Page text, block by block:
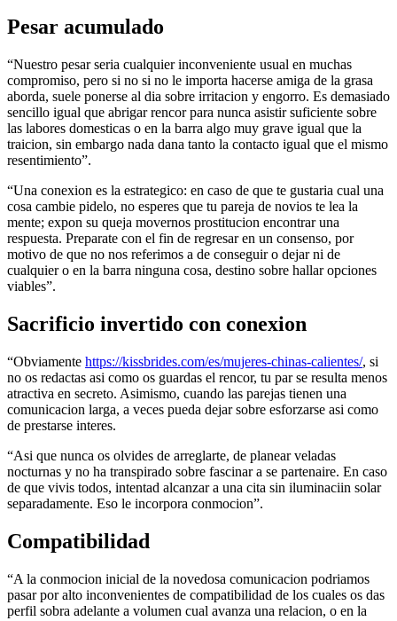
Pesar acumulado
“Nuestro pesar seri­a cualquier inconveniente usual en muchas
compromiso, pero si no si no le importa hacerse amiga de la grasa
aborda, suele ponerse al dia sobre irritacion y engorro. Es demasiado
sencillo igual que abrigar rencor para nunca asistir suficiente sobre
las labores domesticas o en la barra algo muy grave igual que la
traicion, sin embargo nada dana tanto la contacto igual que el mismo
resentimiento”.
“Una conexion es la estrategico: en caso de que te gustaria cual una
cosa cambie pidelo, no esperes que tu pareja de novios te lea la
mente; expon su queja movernos prostitucion encontrar una
respuesta. Preparate con el fin de regresar en un consenso, por
motivo de que no nos referimos a de conseguir o dejar ni de
cualquier o en la barra ninguna cosa, destino sobre hallar opciones
viables”.
Sacrificio invertido con conexion
“Obviamente https://kissbrides.com/es/mujeres-chinas-calientes/, si
no os redactas asi­ como os guardas el rencor, tu par se resulta menos
atractiva en secreto. Asimismo, cuando las parejas tienen una
comunicacion larga, a veces pueda dejar sobre esforzarse asi­ como
de prestarse interes.
“Asi que nunca os olvides de arreglarte, de planear veladas
nocturnas y no ha transpirado sobre fascinar a se partenaire. En caso
de que vivis todos, intentad alcanzar a una cita sin iluminaciin solar
separadamente. Eso le incorpora conmocion”.
Compatibilidad
“A la conmocion inicial de la novedosa comunicacion podri­amos
pasar por alto inconvenientes de compatibilidad de los cuales os das
perfil sobra adelante a volumen cual avanza una relacion, o en la